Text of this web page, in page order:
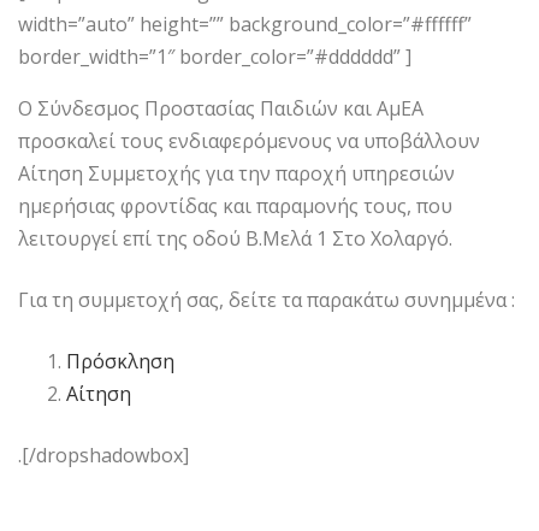
width=”auto” height=”” background_color=”#ffffff”
border_width=”1″ border_color=”#dddddd” ]
Ο Σύνδεσμος Προστασίας Παιδιών και ΑμΕΑ
προσκαλεί τους ενδιαφερόμενους να υποβάλλουν
Αίτηση Συμμετοχής για την παροχή υπηρεσιών
ημερήσιας φροντίδας και παραμονής τους, που
λειτουργεί επί της οδού Β.Μελά 1 Στο Χολαργό.
Για τη συμμετοχή σας, δείτε τα παρακάτω συνημμένα :
Πρόσκληση
Αίτηση
.[/dropshadowbox]